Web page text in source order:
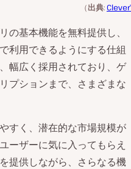
（出典:
の基本機能を無料提供し、
利用できるようにする仕組
幅広く採用されており、ゲ
プションまで、さまざまな
すく、潜在的な市場規模が
ーザーに気に入ってもらえ
提供しながら、さらなる機